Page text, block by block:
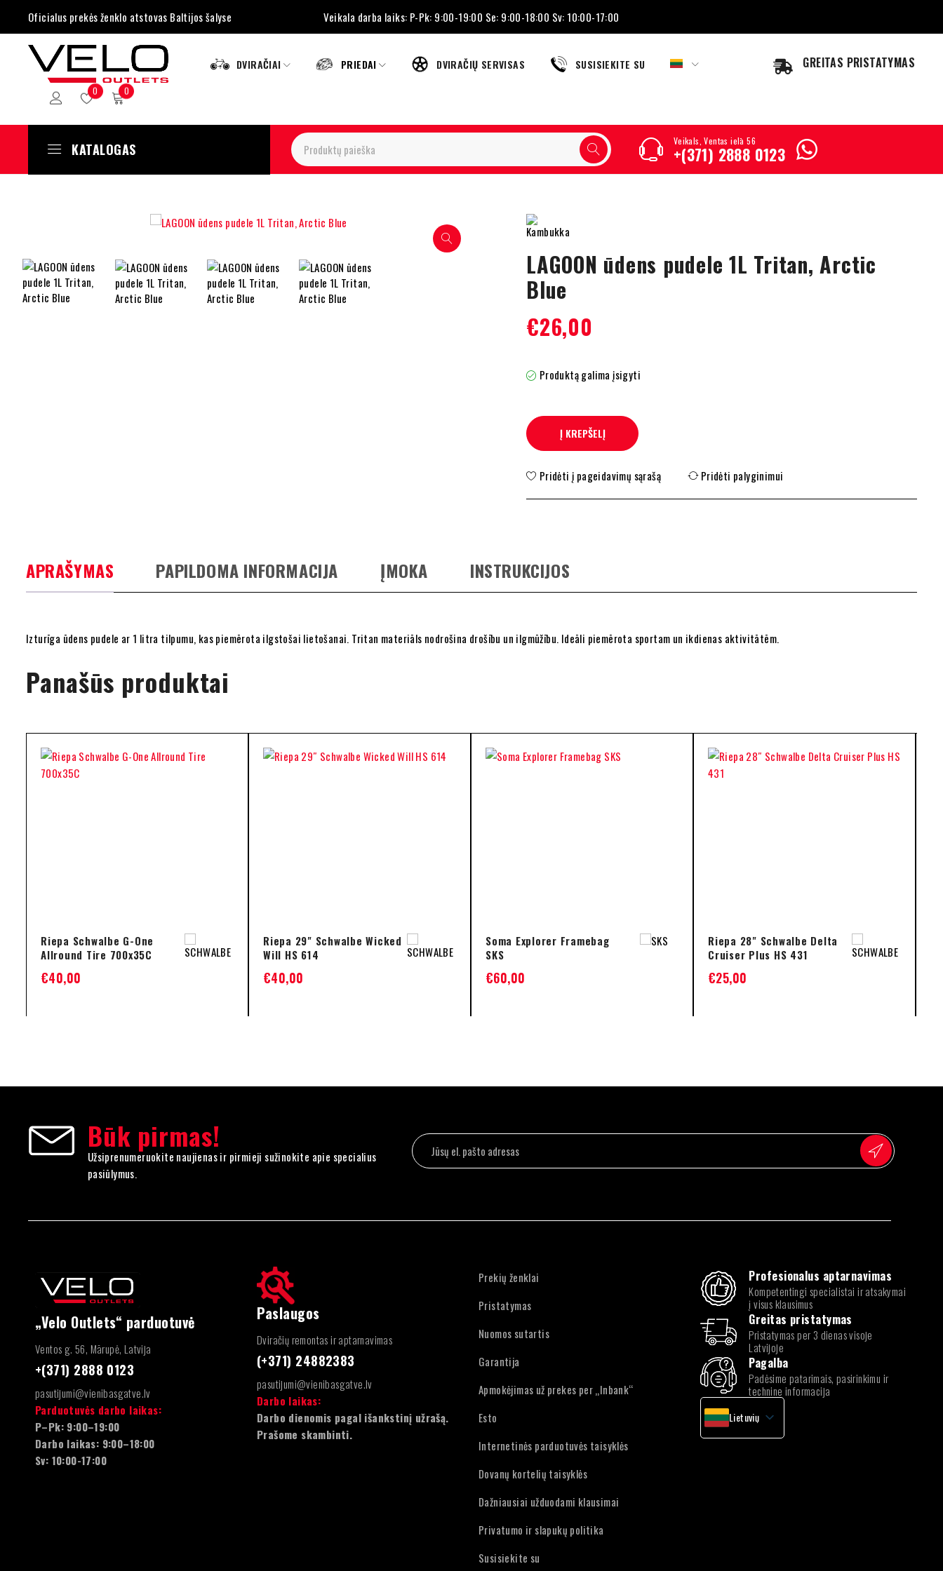
Oficialus prekės ženklo atstovas Baltijos šalyse Veikala darba laiks: P-Pk: 9:00-19:00 Se: 9:00-18:00 Sv: 10:00-17:00
DVIRAČIAI PRIEDAI DVIRAČIŲ SERVISAS SUSISIEKITE SU GREITAS PRISTATYMAS
0 0
KATALOGAS Veikals, Ventas ielā 56
+(371) 2888 0123
LAGOON ūdens pudele 1L Tritan, Arctic
Blue
€26,00
Produktą galima įsigyti
Į KREPŠELĮ
Pridėti į pageidavimų sąrašą Pridėti palyginimui
APRAŠYMAS PAPILDOMA INFORMACIJA ĮMOKA INSTRUKCIJOS
Izturīga ūdens pudele ar 1 litra tilpumu, kas piemērota ilgstošai lietošanai. Tritan materiāls nodrošina drošību un ilgmūžību. Ideāli piemērota sportam un ikdienas aktivitātēm.
Panašūs produktai
Riepa Schwalbe G-One
Allround Tire 700x35C
€40,00
Riepa 29" Schwalbe Wicked
Will HS 614
€40,00
Soma Explorer Framebag
SKS
€60,00
Riepa 28" Schwalbe Delta
Cruiser Plus HS 431
€25,00
Būk pirmas!
Užsiprenumeruokite naujienas ir pirmieji sužinokite apie specialius
pasiūlymus.
„Velo Outlets“ parduotuvė
Ventos g. 56, Mārupė, Latvija
+(371) 2888 0123
pasutijumi@vienibasgatve.lv
Parduotuvės darbo laikas:
P–Pk: 9:00–19:00
Darbo laikas: 9:00–18:00
Sv: 10:00-17:00
Paslaugos
Dviračių remontas ir aptarnavimas
(+371) 24882383
pasutijumi@vienibasgatve.lv
Darbo laikas:
Darbo dienomis pagal išankstinį užrašą.
Prašome skambinti.
Prekių ženklai
Pristatymas
Nuomos sutartis
Garantija
Apmokėjimas už prekes per „Inbank“
Esto
Internetinės parduotuvės taisyklės
Dovanų kortelių taisyklės
Dažniausiai užduodami klausimai
Privatumo ir slapukų politika
Susisiekite su
Profesionalus aptarnavimas
Kompetentingi specialistai ir atsakymai
į visus klausimus
Greitas pristatymas
Pristatymas per 3 dienas visoje
Latvijoje
Pagalba
Padėsime patarimais, pasirinkimu ir
technine informacija
Lietuvių
latvių